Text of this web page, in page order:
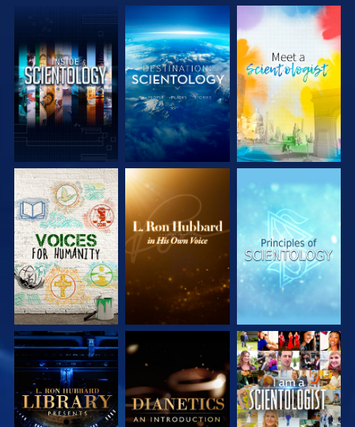
SERIE
ENTDECKEN
SERIE
ENTDECKEN
SERIE
ENTDECKEN
SERIE
ENTDECKEN
ENTDECKEN
ANSEHEN